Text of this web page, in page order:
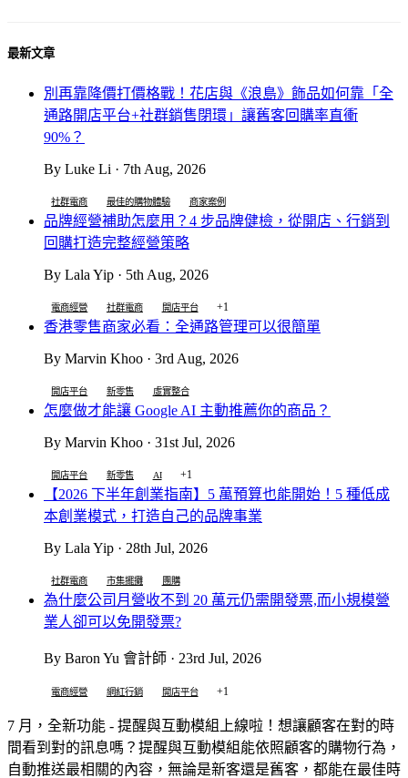
最新文章
別再靠降價打價格戰！花店與《浪島》飾品如何靠「全
通路開店平台+社群銷售閉環」讓舊客回購率直衝
90%？
By Luke Li · 7th Aug, 2026
社群電商 最佳的購物體驗 商家案例
品牌經營補助怎麼用？4 步品牌健檢，從開店、行銷到
回購打造完整經營策略
By Lala Yip · 5th Aug, 2026
電商經營 社群電商 開店平台 +1
香港零售商家必看：全通路管理可以很簡單
By Marvin Khoo · 3rd Aug, 2026
開店平台 新零售 虛實整合
怎麼做才能讓 Google AI 主動推薦你的商品？
By Marvin Khoo · 31st Jul, 2026
開店平台 新零售 AI +1
【2026 下半年創業指南】5 萬預算也能開始！5 種低成
本創業模式，打造自己的品牌事業
By Lala Yip · 28th Jul, 2026
社群電商 市集擺攤 團購
為什麼公司月營收不到 20 萬元仍需開發票,而小規模營
業人卻可以免開發票?
By Baron Yu 會計師 · 23rd Jul, 2026
電商經營 網紅行銷 開店平台 +1
7 月，全新功能 - 提醒與互動模組上線啦！想讓顧客在對的時
間看到對的訊息嗎？提醒與互動模組能依照顧客的購物行為，
自動推送最相關的內容，無論是新客還是舊客，都能在最佳時